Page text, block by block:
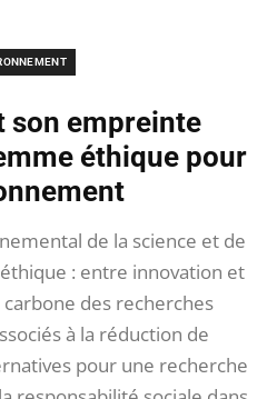
son empreinte
éthique pour
de la science et de
: entre innovation et
des recherches
à la réduction de
pour une recherche